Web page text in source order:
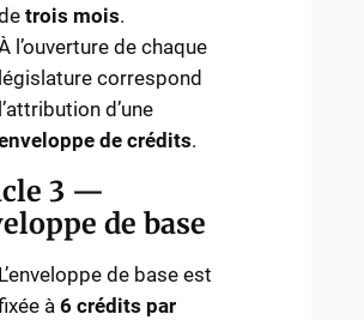
trois mois.
l’ouverture de chaque
législature correspond
l’attribution d’une
de crédits.
3 —
de base
L’enveloppe de base est
à6 crédits par